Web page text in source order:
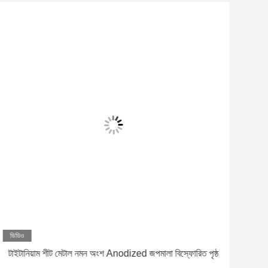
ভিডিও
টাইটানিয়াম শীট মেটাল নমন অংশ Anodized জপমালা বিস্ফোরিত পৃষ্ঠ